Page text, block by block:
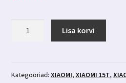
Pro
Lisa korvi
Kategooriad: XIAOMI, XIAOMI 15T,